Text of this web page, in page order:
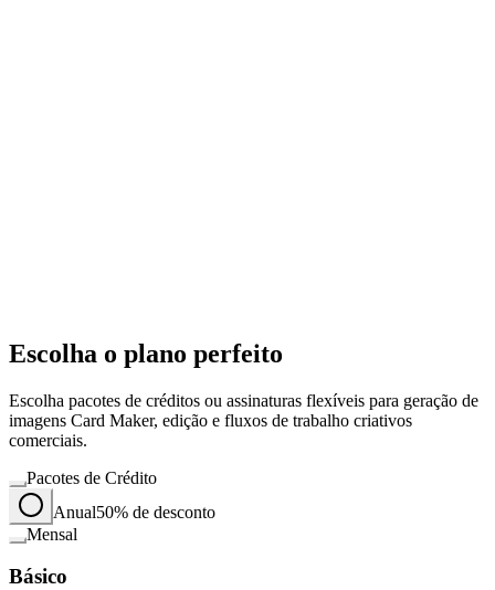
Escolha o plano perfeito
Escolha pacotes de créditos ou assinaturas flexíveis para geração de
imagens Card Maker, edição e fluxos de trabalho criativos
comerciais.
Pacotes de Crédito
Anual50% de desconto
Mensal
Básico